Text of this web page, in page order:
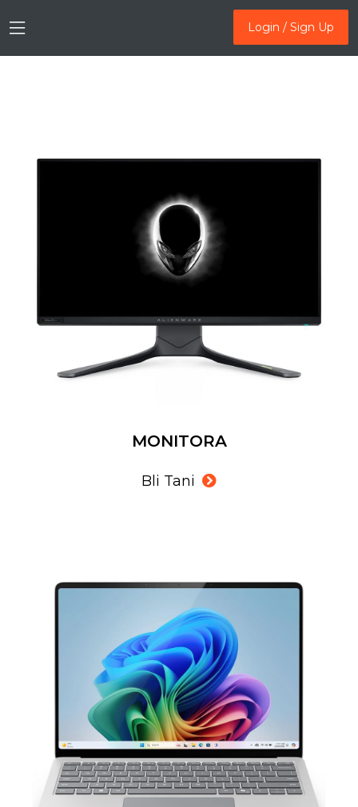
Login / Sign Up
Login / Sign Up
MONITORA
Bli Tani